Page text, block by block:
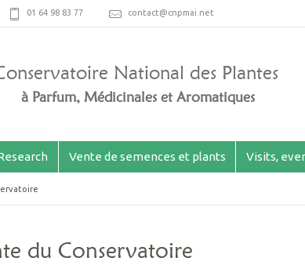
01 64 98 83 77 contact@cnpmai.net
National des Plantes
à Parfum, Médicinales et Aromatiques
Vente de semences et plants Visits,
du Conservatoire